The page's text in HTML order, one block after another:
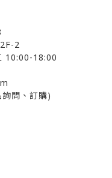
2
10:00-18:00
問、訂購)